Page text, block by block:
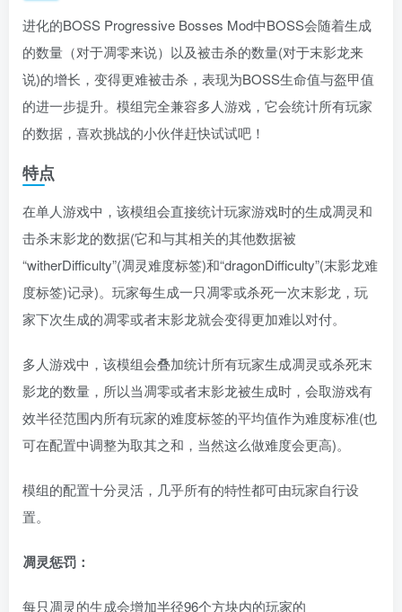
进化的BOSS Progressive Bosses Mod中BOSS会随着生成
的数量（对于凋零来说）以及被击杀的数量(对于末影龙来
说)的增长，变得更难被击杀，表现为BOSS生命值与盔甲值
的进一步提升。模组完全兼容多人游戏，它会统计所有玩家
的数据，喜欢挑战的小伙伴赶快试试吧！
特点
在单人游戏中，该模组会直接统计玩家游戏时的生成凋灵和
击杀末影龙的数据(它和与其相关的其他数据被
“witherDifficulty”(凋灵难度标签)和“dragonDifficulty”(末影龙难
度标签)记录)。玩家每生成一只凋零或杀死一次末影龙，玩
家下次生成的凋零或者末影龙就会变得更加难以对付。
多人游戏中，该模组会叠加统计所有玩家生成凋灵或杀死末
影龙的数量，所以当凋零或者末影龙被生成时，会取游戏有
效半径范围内所有玩家的难度标签的平均值作为难度标准(也
可在配置中调整为取其之和，当然这么做难度会更高)。
模组的配置十分灵活，几乎所有的特性都可由玩家自行设
置。
凋灵惩罚：
每只凋灵的生成会增加半径96个方块内的玩家的